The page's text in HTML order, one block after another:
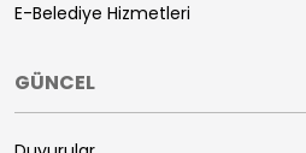
E-Belediye Hizmetleri
GÜNCEL